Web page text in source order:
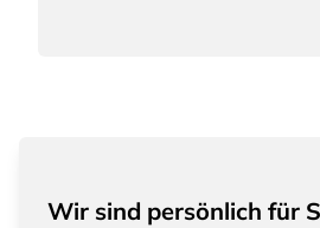
Wir sind persönlich für